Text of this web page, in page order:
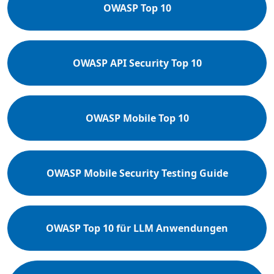
OWASP Top 10
OWASP API Security Top 10
OWASP Mobile Top 10
OWASP Mobile Security Testing Guide
OWASP Top 10 für LLM Anwendungen